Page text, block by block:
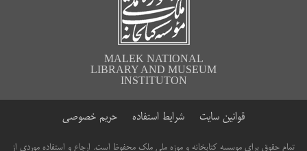
MALEK NATIONAL
LIBRARY AND MUSEUM
INSTITUTON
قوانین سایت شرایط استفاده حریم خصوصی
تمام حقوق برای موسسه کتابخانه و موزه ملی ملک محفوظ است. ارجاع و استفاده موردی از